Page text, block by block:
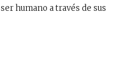
humano a través de sus